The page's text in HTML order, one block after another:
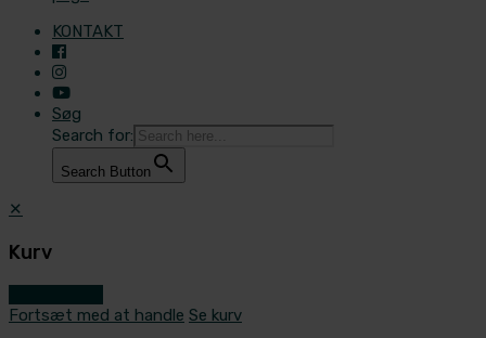
KONTAKT
Søg
Search for:
Search Button
✕
Kurv
Fortsæt med at handle Se kurv